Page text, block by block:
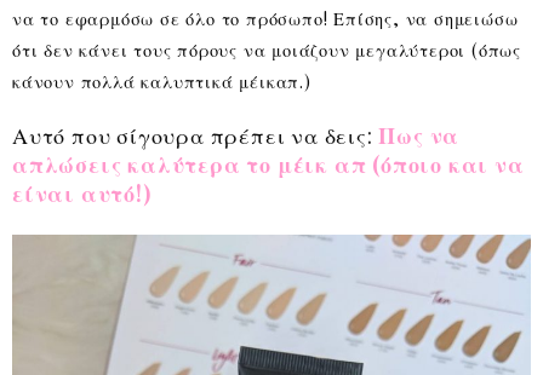
να το εφαρμόσω σε όλο το πρόσωπο! Επίσης, να σημειώσω
ότι δεν κάνει τους πόρους να μοιάζουν μεγαλύτεροι (όπως
κάνουν πολλά καλυπτικά μέικαπ.)
Αυτό που σίγουρα πρέπει να δεις: Πως να
απλώσεις καλύτερα το μέικ απ (όποιο και να
είναι αυτό!)